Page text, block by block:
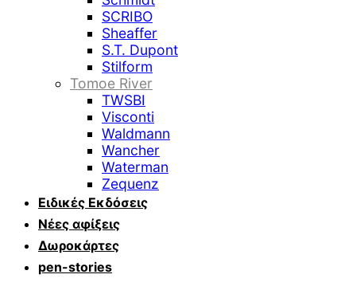
SCRIBO
Sheaffer
S.T. Dupont
Stilform
Tomoe River
TWSBI
Visconti
Waldmann
Wancher
Waterman
Zequenz
Ειδικές Εκδόσεις
Νέες αφίξεις
Δωροκάρτες
pen-stories